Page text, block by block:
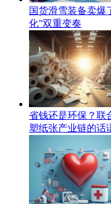
国货滑雪装备卖爆
化”双重变奏
省钱还是环保？联
塑纸张产业链的话